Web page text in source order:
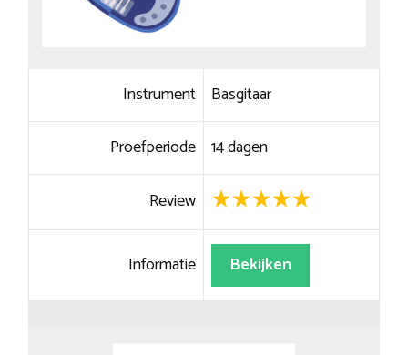
Instrument Basgitaar
Proefperiode 14 dagen
Review
Informatie Bekijken